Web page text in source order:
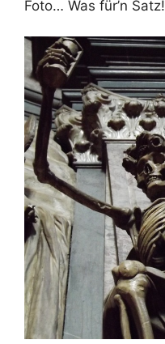
Foto… Was für’n Satz!